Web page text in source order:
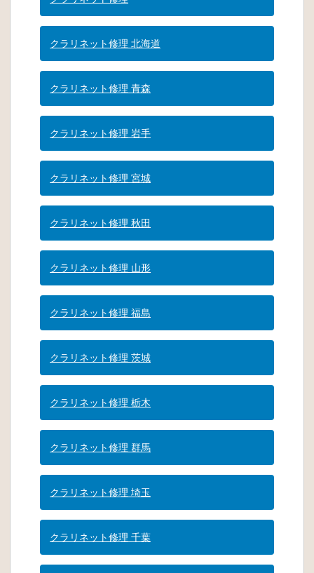
クラリネット修理 北海道
クラリネット修理 青森
クラリネット修理 岩手
クラリネット修理 宮城
クラリネット修理 秋田
クラリネット修理 山形
クラリネット修理 福島
クラリネット修理 茨城
クラリネット修理 栃木
クラリネット修理 群馬
クラリネット修理 埼玉
クラリネット修理 千葉